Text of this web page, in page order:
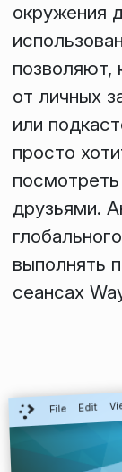
окружения
позволяют,
от личных
или
просто
друзьями.
выполнять
сеансах
File Edit